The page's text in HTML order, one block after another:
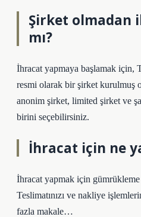
Şirket olmadan
mı?
İhracat yapmaya başlamak için,
resmi olarak bir şirket kurulmuş
anonim şirket, limited şirket ve
birini seçebilirsiniz.
İhracat için ne
İhracat yapmak için gümrükleme
Teslimatınızı ve nakliye
fazla makale…